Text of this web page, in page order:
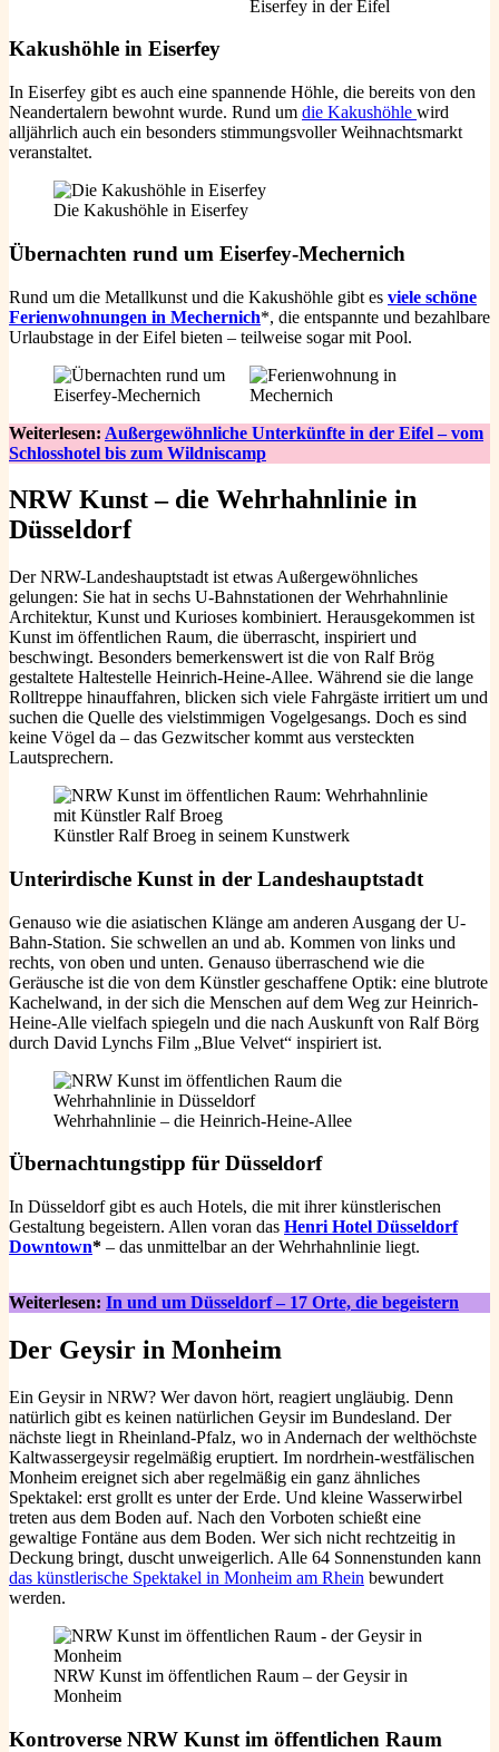
Kakushöhle in Eiserfey
In Eiserfey gibt es auch eine spannende Höhle, die bereits von den
Neandertalern bewohnt wurde. Rund um die Kakushöhle wird
alljährlich auch ein besonders stimmungsvoller Weihnachtsmarkt
veranstaltet.
Die Kakushöhle in Eiserfey
Übernachten rund um Eiserfey-Mechernich
Rund um die Metallkunst und die Kakushöhle gibt es viele schöne
Ferienwohnungen in Mechernich*, die entspannte und bezahlbare
Urlaubstage in der Eifel bieten – teilweise sogar mit Pool.
Weiterlesen: Außergewöhnliche Unterkünfte in der Eifel – vom
Schlosshotel bis zum Wildniscamp
NRW Kunst – die Wehrhahnlinie in
Düsseldorf
Der NRW-Landeshauptstadt ist etwas Außergewöhnliches
gelungen: Sie hat in sechs U-Bahnstationen der Wehrhahnlinie
Architektur, Kunst und Kurioses kombiniert. Herausgekommen ist
Kunst im öffentlichen Raum, die überrascht, inspiriert und
beschwingt. Besonders bemerkenswert ist die von Ralf Brög
gestaltete Haltestelle Heinrich-Heine-Allee. Während sie die lange
Rolltreppe hinauffahren, blicken sich viele Fahrgäste irritiert um und
suchen die Quelle des vielstimmigen Vogelgesangs. Doch es sind
keine Vögel da – das Gezwitscher kommt aus versteckten
Lautsprechern.
Künstler Ralf Broeg in seinem Kunstwerk
Unterirdische Kunst in der Landeshauptstadt
Genauso wie die asiatischen Klänge am anderen Ausgang der U-
Bahn-Station. Sie schwellen an und ab. Kommen von links und
rechts, von oben und unten. Genauso überraschend wie die
Geräusche ist die von dem Künstler geschaffene Optik: eine blutrote
Kachelwand, in der sich die Menschen auf dem Weg zur Heinrich-
Heine-Alle vielfach spiegeln und die nach Auskunft von Ralf Börg
durch David Lynchs Film „Blue Velvet“ inspiriert ist.
Wehrhahnlinie – die Heinrich-Heine-Allee
Übernachtungstipp für Düsseldorf
In Düsseldorf gibt es auch Hotels, die mit ihrer künstlerischen
Gestaltung begeistern. Allen voran das Henri Hotel Düsseldorf
Downtown* – das unmittelbar an der Wehrhahnlinie liegt.
Weiterlesen: In und um Düsseldorf – 17 Orte, die begeistern
Der Geysir in Monheim
Ein Geysir in NRW? Wer davon hört, reagiert ungläubig. Denn
natürlich gibt es keinen natürlichen Geysir im Bundesland. Der
nächste liegt in Rheinland-Pfalz, wo in Andernach der welthöchste
Kaltwassergeysir regelmäßig eruptiert. Im nordrhein-westfälischen
Monheim ereignet sich aber regelmäßig ein ganz ähnliches
Spektakel: erst grollt es unter der Erde. Und kleine Wasserwirbel
treten aus dem Boden auf. Nach den Vorboten schießt eine
gewaltige Fontäne aus dem Boden. Wer sich nicht rechtzeitig in
Deckung bringt, duscht unweigerlich. Alle 64 Sonnenstunden kann
das künstlerische Spektakel in Monheim am Rhein bewundert
werden.
NRW Kunst im öffentlichen Raum – der Geysir in
Monheim
Kontroverse NRW Kunst im öffentlichen Raum